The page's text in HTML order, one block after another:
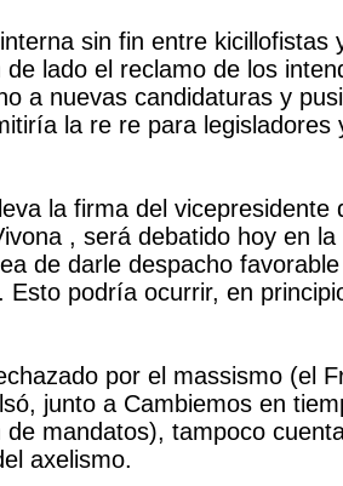
sin fin entre kicillofistas
lado el reclamo de los
a nuevas candidaturas y
la re re para legisladores
la firma del vicepresidente
, será debatido hoy en
de darle despacho
Esto podría ocurrir, en
por el massismo (el
junto a Cambiemos en
de mandatos), tampoco
axelismo.